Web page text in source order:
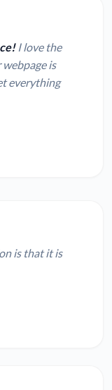
I love the
is
everything
is that it is